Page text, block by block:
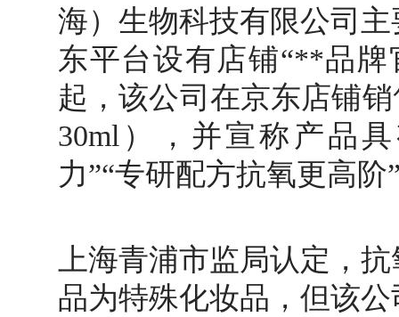
海）生物科技有限公司
东平台设有店铺“**品牌
起，该公司在京东店铺
30ml），并宣称产品
力”“专研配方抗氧更高阶
上海青浦市监局认定，
品为特殊化妆品，但该